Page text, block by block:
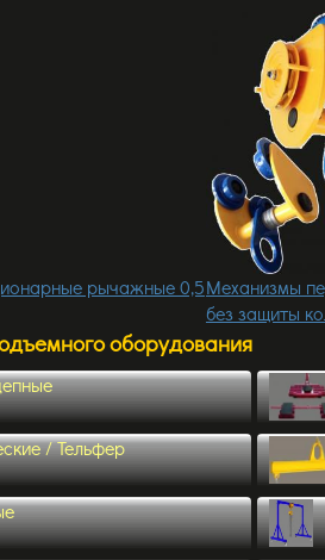
рычажные 0,5Механизмы
без защиты
оборудования
/ Тельфер